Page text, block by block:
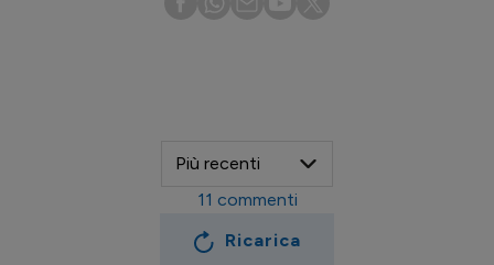
Ricarica
11 commenti